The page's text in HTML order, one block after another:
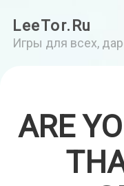
LeeTor.Ru
Игры для всех,
ARE